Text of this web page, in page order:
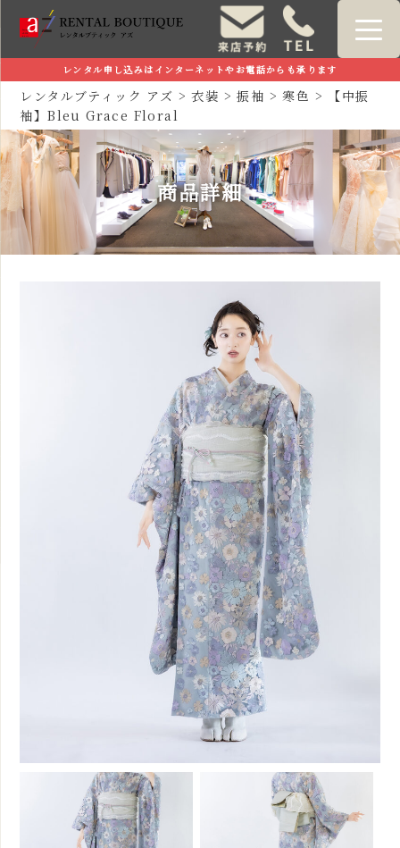
レンタル申し込みはインターネットやお電話からも承ります
レンタルブティック アズ >衣装 >振袖 >寒色 >
【中振
袖】Bleu Grace Floral
商品詳細